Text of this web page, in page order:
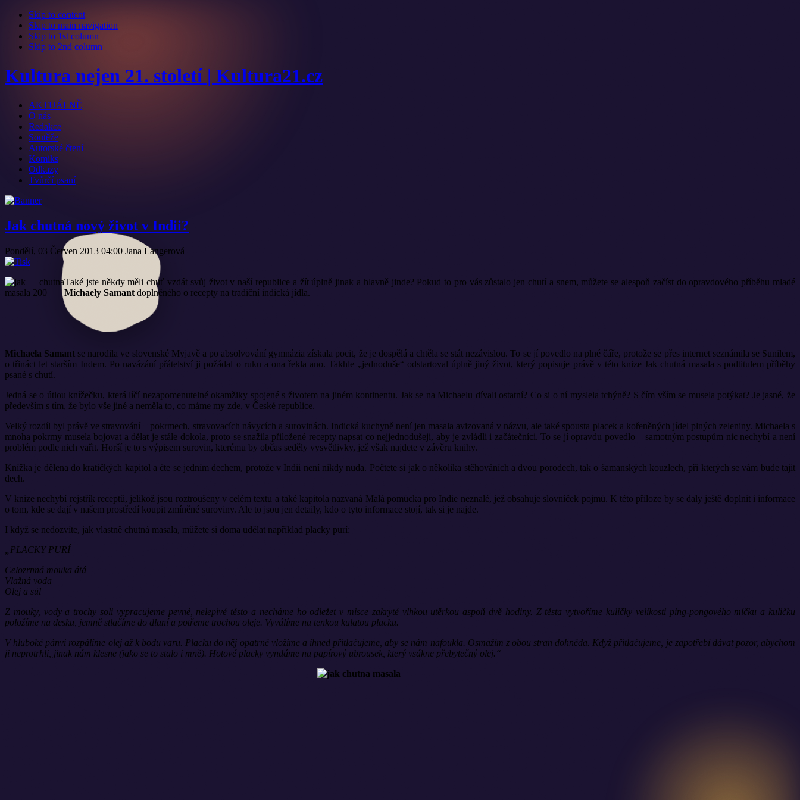
Skip to content
Skip to main navigation
Skip to 1st column
Skip to 2nd column
Kultura nejen 21. století | Kultura21.cz
AKTUÁLNĚ
O nás
Redakce
Soutěže
Autorské čtení
Komiks
Odkazy
Tvůrčí psaní
Jak chutná nový život v Indii?
Pondělí, 03 Červen 2013 04:00 Jana Langerová
Také jste někdy měli chuť vzdát svůj život v naší republice a žít úplně jinak a hlavně jinde? Pokud to pro vás zůstalo jen chutí a snem, můžete se alespoň začíst do opravdového příběhu mladé
Michaely Samant doplněného o recepty na tradiční indická jídla.
Michaela Samant se narodila ve slovenské Myjavě a po absolvování gymnázia získala pocit, že je dospělá a chtěla se stát nezávislou. To se jí povedlo na plné čáře, protože se přes internet seznámila se Sunilem,
o třináct let starším Indem. Po navázání přátelství ji požádal o ruku a ona řekla ano. Takhle „jednoduše“ odstartoval úplně jiný život, který popisuje právě v této knize Jak chutná masala s podtitulem příběhy
psané s chutí.
Jedná se o útlou knížečku, která líčí nezapomenutelné okamžiky spojené s životem na jiném kontinentu. Jak se na Michaelu dívali ostatní? Co si o ní myslela tchýně? S čím vším se musela potýkat? Je jasné, že
především s tím, že bylo vše jiné a neměla to, co máme my zde, v České republice.
Velký rozdíl byl právě ve stravování – pokrmech, stravovacích návycích a surovinách. Indická kuchyně není jen masala avizovaná v názvu, ale také spousta placek a kořeněných jídel plných zeleniny. Michaela s
mnoha pokrmy musela bojovat a dělat je stále dokola, proto se snažila přiložené recepty napsat co nejjednodušeji, aby je zvládli i začátečníci. To se jí opravdu povedlo – samotným postupům nic nechybí a není
problém podle nich vařit. Horší je to s výpisem surovin, kterému by občas seděly vysvětlivky, jež však najdete v závěru knihy.
Knížka je dělena do kratičkých kapitol a čte se jedním dechem, protože v Indii není nikdy nuda. Počtete si jak o několika stěhováních a dvou porodech, tak o šamanských kouzlech, při kterých se vám bude tajit
dech.
V knize nechybí rejstřík receptů, jelikož jsou roztroušeny v celém textu a také kapitola nazvaná Malá pomůcka pro Indie neznalé, jež obsahuje slovníček pojmů. K této příloze by se daly ještě doplnit i informace
o tom, kde se dají v našem prostředí koupit zmíněné suroviny. Ale to jsou jen detaily, kdo o tyto informace stojí, tak si je najde.
I když se nedozvíte, jak vlastně chutná masala, můžete si doma udělat například placky purí:
„PLACKY PURÍ
Celozrnná mouka átá
Vlažná voda
Olej a sůl
Z mouky, vody a trochy soli vypracujeme pevné, nelepivé těsto a necháme ho odležet v misce zakryté vlhkou utěrkou aspoň dvě hodiny. Z těsta vytvoříme kuličky velikosti ping-pongového míčku a kuličku
položíme na desku, jemně stlačíme do dlaní a potřeme trochou oleje. Vyválíme na tenkou kulatou placku.
V hluboké pánvi rozpálíme olej až k bodu varu. Placku do něj opatrně vložíme a ihned přitlačujeme, aby se nám nafoukla. Osmažím z obou stran dohněda. Když přitlačujeme, je zapotřebí dávat pozor, abychom
ji neprotrhli, jinak nám klesne (jako se to stalo i mně). Hotové placky vyndáme na papírový ubrousek, který vsákne přebytečný olej.“